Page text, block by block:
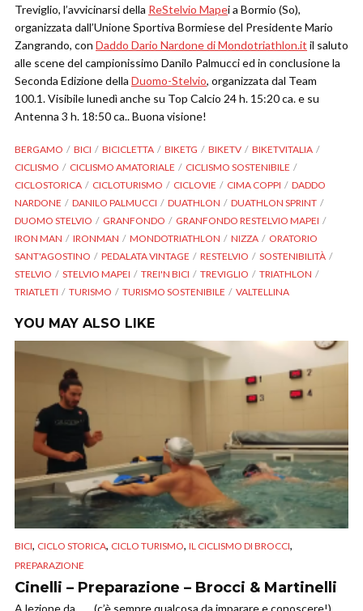
Treviglio, l’avvicinarsi della ReStelvio Mapei a Bormio (So),
organizzata dall’Unione Sportiva Bormiese del Presidente Mario
Zangrando, con Daddo Dario Nardone di Mondotriathlon.it il saluto
alle scene del campionissimo Danilo Palmucci ed in conclusione la
Seconda Edizione della Duomo-Stelvio, organizzata dal Team
100.1. Visibile lunedì anche su Top Calcio 24 h. 15:20 ca. e su
Antenna 3 h. 18:50 ca.. Buona visione!
BERGAMO BICI BICICLETTA BIKETG BIKETV
BIKETVITALIA
CICLISMO
CICLISMO AMATORIALE
CICLISMO SOSTENIBILE
CICLOSTORICA
CICLOTURISMO CICLOVIE CIMA COPPI
DADDO
NARDONE
DANILO PALMUCCI DUATHLON
DUATHLON SPRINT
DUOMO STELVIO
GRANFONDO
GRANFONDO RESTELVIO MAPEI
IRON MAN
IRONMAN MONDOTRIATHLON NIZZA
ORATORIO
SANT'AGOSTINO
PEDALATA VINTAGE RESTELVIO
SOSTENIBILITÀ
STELVIO
STELVIO MAPEI TREI'N BICI TREVIGLIO
TRIATHLON
TRIATLETI
TURISMO TURISMO SOSTENIBILE VALTELLINA
YOU MAY ALSO LIKE
BICI, CICLO STORICA, CICLO TURISMO, IL CICLISMO DI BROCCI,
PREPARAZIONE
Cinelli – Preparazione – Brocci & Martinelli
A lezione da…… (c’è sempre qualcosa da imparare e conoscere!).